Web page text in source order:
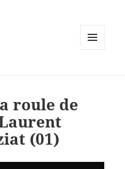
roule de
(01)